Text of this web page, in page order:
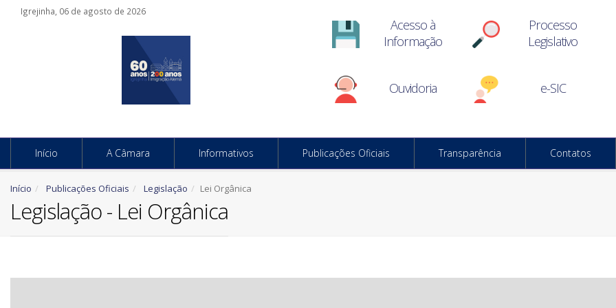
Igrejinha, 06 de agosto de 2026
Acesso à
Informação
Processo
Legislativo
Ouvidoria e-SIC
Início A Câmara Informativos Publicações Oficiais Transparência Contatos
Início Publicações Oficiais Legislação Lei Orgânica
Legislação - Lei Orgânica